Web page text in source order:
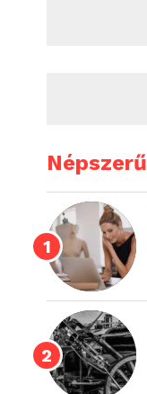
Népszerű